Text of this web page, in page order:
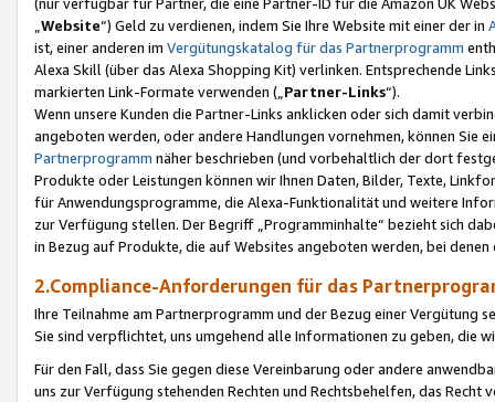
Website“) Geld zu verdienen, indem Sie Ihre Website mit einer der in
ist, einer anderen im Vergütungskatalog für das Partnerprogramm
Alexa Skill (über das Alexa Shopping Kit) verlinken. Entsprechende
markierten Link-Formate verwenden („ Partner-Links“).
Wenn unsere Kunden die Partner-Links anklicken oder sich damit
angeboten werden, oder andere Handlungen vornehmen, können Sie
Partnerprogramm näher beschrieben (und vorbehaltlich der dort
Produkte oder Leistungen können wir Ihnen Daten, Bilder, Texte,
für Anwendungsprogramme, die Alexa-Funktionalität und weitere
zur Verfügung stellen. Der Begriff „Programminhalte“ bezieht sich
in Bezug auf Produkte, die auf Websites angeboten werden, bei
2.Compliance-Anforderungen für das
Ihre Teilnahme am Partnerprogramm und der Bezug einer Vergütung
Sie sind verpflichtet, uns umgehend alle Informationen zu geben, die
Für den Fall, dass Sie gegen diese Vereinbarung oder andere
uns zur Verfügung stehenden Rechten und Rechtsbehelfen, das